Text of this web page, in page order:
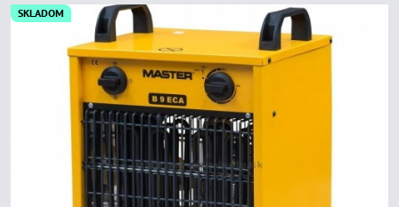
SKLADOM